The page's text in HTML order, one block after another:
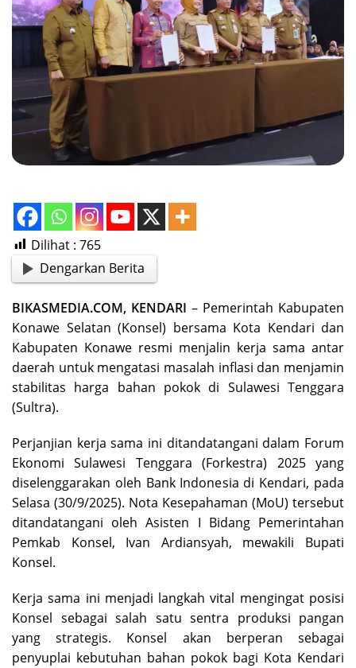
Dilihat : 765
Dengarkan Berita
BIKASMEDIA.COM, KENDARI – Pemerintah Kabupaten
Konawe Selatan (Konsel) bersama Kota Kendari dan
Kabupaten Konawe resmi menjalin kerja sama antar
daerah untuk mengatasi masalah inflasi dan menjamin
stabilitas harga bahan pokok di Sulawesi Tenggara
(Sultra).
Perjanjian kerja sama ini ditandatangani dalam Forum
Ekonomi Sulawesi Tenggara (Forkestra) 2025 yang
diselenggarakan oleh Bank Indonesia di Kendari, pada
Selasa (30/9/2025). Nota Kesepahaman (MoU) tersebut
ditandatangani oleh Asisten I Bidang Pemerintahan
Pemkab Konsel, Ivan Ardiansyah, mewakili Bupati
Konsel.
Kerja sama ini menjadi langkah vital mengingat posisi
Konsel sebagai salah satu sentra produksi pangan
yang strategis. Konsel akan berperan sebagai
penyuplai kebutuhan bahan pokok bagi Kota Kendari